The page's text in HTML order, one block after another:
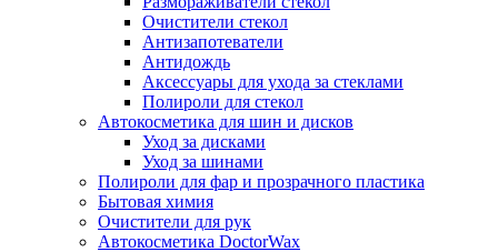
Очистители стекол
Антизапотеватели
Антидождь
Аксессуары для ухода за стеклами
Полироли для стекол
Автокосметика для шин и дисков
Уход за дисками
Уход за шинами
Полироли для фар и прозрачного пластика
Бытовая химия
Очистители для рук
Автокосметика DoctorWax